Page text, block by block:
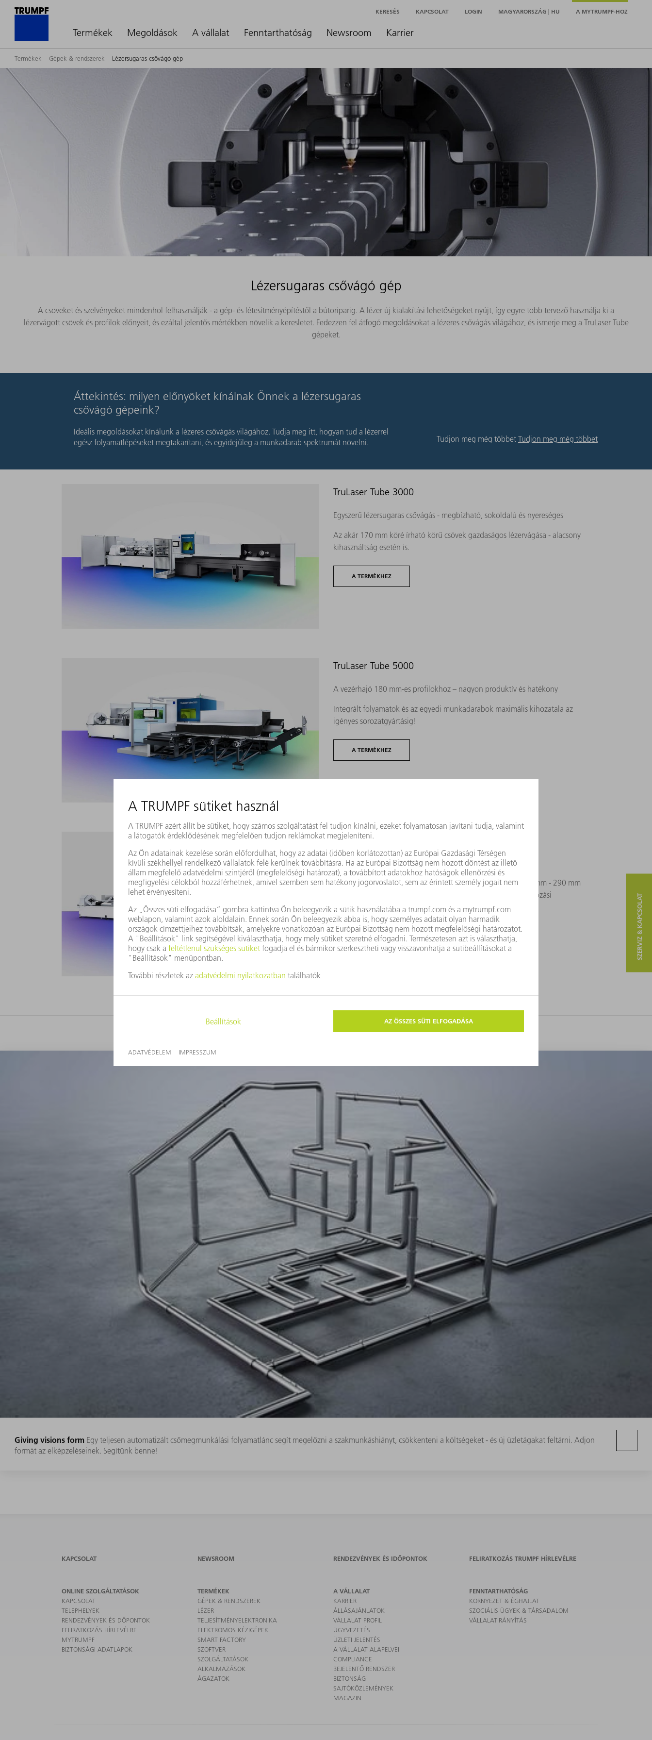
Termékek Megoldások A vállalat Fenntarthatóság Newsroom Karrier
KERESÉS KAPCSOLAT LOGIN MAGYARORSZÁG | HU A MYTRUMPF-HOZ
Termékek Gépek & rendszerek Lézersugaras csővágó gép
Lézersugaras csővágó gép
A csöveket és szelvényeket mindenhol felhasználják - a gép- és létesítményépítéstől a bútoriparig. A lézer új kialakítási lehetőségeket nyújt, így egyre több tervező használja ki a
lézervágott csövek és profilok előnyeit, és ezáltal jelentős mértékben növelik a keresletet. Fedezzen fel átfogó megoldásokat a lézeres csővágás világához, és ismerje meg a TruLaser Tube
gépeket.
Áttekintés: milyen előnyöket kínálnak Önnek a lézersugaras
csővágó gépeink?
Ideális megoldásokat kínálunk a lézeres csővágás világához. Tudja meg itt, hogyan tud a lézerrel
egész folyamatlépéseket megtakarítani, és egyidejűleg a munkadarab spektrumát növelni.
Tudjon meg még többet Tudjon meg még többet
TruLaser Tube 3000
Egyszerű lézersugaras csővágás - megbízható, sokoldalú és nyereséges
Az akár 170 mm köré írható körű csövek gazdaságos lézervágása - alacsony
kihasználtság esetén is.
A TERMÉKHEZ
TruLaser Tube 5000
A vezérhajó 180 mm-es profilokhoz – nagyon produktív és hatékony
Integrált folyamatok és az egyedi munkadarabok maximális kihozatala az
igényes sorozatgyártásig!
A TERMÉKHEZ
TruLaser Tube 7000
A vezérhajó – Kompromisszummentes minden dimenzióban
Maximális termelékenység a teljes volumen szegmensben 12 mm - 290 mm
köré írható kör esetén, minimális felszerszámozási és programozási
ráfordítások.
A TERMÉKHEZ
Ezek a témák is érdekelhetik Önt
Giving visions form Egy teljesen automatizált csőmegmunkálási folyamatlánc segít megelőzni a szakmunkáshiányt, csökkenteni a költségeket - és új üzletágakat feltárni. Adjon
formát az elképzeléseinek. Segítünk benne!
SZERVIZ & KAPCSOLAT
KAPCSOLAT NEWSROOM RENDEZVÉNYEK ÉS IDŐPONTOK FELIRATKOZÁS TRUMPF HÍRLEVÉLRE
ONLINE SZOLGÁLTATÁSOK
KAPCSOLAT
TELEPHELYEK
RENDEZVÉNYEK ÉS DŐPONTOK
FELIRATKOZÁS HÍRLEVÉLRE
MYTRUMPF
BIZTONSÁGI ADATLAPOK
TERMÉKEK
GÉPEK & RENDSZEREK
LÉZER
TELJESÍTMÉNYELEKTRONIKA
ELEKTROMOS KÉZIGÉPEK
SMART FACTORY
SZOFTVER
SZOLGÁLTATÁSOK
ALKALMAZÁSOK
ÁGAZATOK
A VÁLLALAT
KARRIER
ÁLLÁSAJÁNLATOK
VÁLLALAT PROFIL
ÜGYVEZETÉS
ÜZLETI JELENTÉS
A VÁLLALAT ALAPELVEI
COMPLIANCE
BEJELENTŐ RENDSZER
BIZTONSÁG
SAJTÓKÖZLEMÉNYEK
MAGAZIN
FENNTARTHATÓSÁG
KÖRNYEZET & ÉGHAJLAT
SZOCIÁLIS ÜGYEK & TÁRSADALOM
VÁLLALATIRÁNYÍTÁS